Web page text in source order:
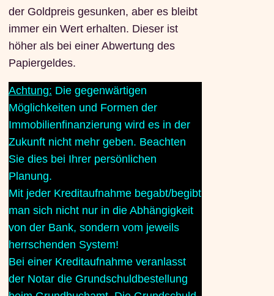
der Goldpreis gesunken, aber es bleibt
immer ein Wert erhalten. Dieser ist
höher als bei einer Abwertung des
Papiergeldes.
Achtung: Die gegenwärtigen
Möglichkeiten und Formen der
Immobilienfinanzierung wird es in der
Zukunft nicht mehr geben. Beachten
Sie dies bei Ihrer persönlichen
Planung.
Mit jeder Kreditaufnahme begabt/begibt
man sich nicht nur in die Abhängigkeit
von der Bank, sondern vom jeweils
herrschenden System!
Bei einer Kreditaufnahme veranlasst
der Notar die Grundschuldbestellung